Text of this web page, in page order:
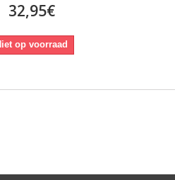
32,95€
op voorraad